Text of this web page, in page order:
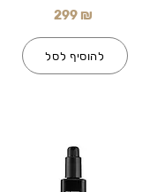
299 ₪
להוסיף לסל